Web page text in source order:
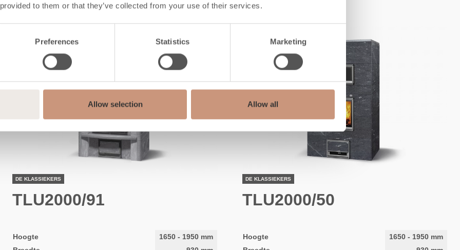
to them or that they’ve collected from your use of their services.
Preferences Statistics Marketing
Allow selection Allow all
DE KLASSIEKERS
TLU2000/91
Hoogte 1650 - 1950mm
DE KLASSIEKERS
TLU2000/50
Hoogte 1650 - 1950mm